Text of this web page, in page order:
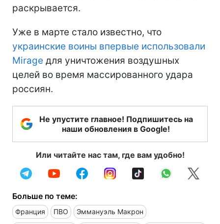
раскрывается.
Уже в марте стало известно, что
украинские воины впервые использовали
Mirage для уничтожения воздушных
целей во время массированного удара
россиян.
Не упустите главное! Подпишитесь на
наши обновления в Google!
Или читайте нас там, где вам удобно!
Больше по теме:
Франция ПВО Эммануэль Макрон